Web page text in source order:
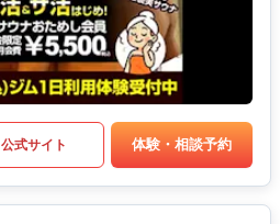
公式サイト 体験・相談予約